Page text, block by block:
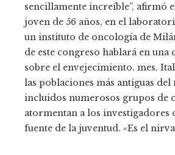
sencillamente increíble”, afirmó
joven de 56 años, en el
un instituto de oncología de
de este congreso hablará en una
sobre el envejecimiento. mes.
las poblaciones más antiguas del
incluidos numerosos grupos de
atormentan a los investigadores
fuente de la juventud. «Es el